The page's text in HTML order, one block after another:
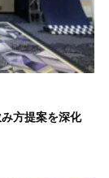
方提案を深化